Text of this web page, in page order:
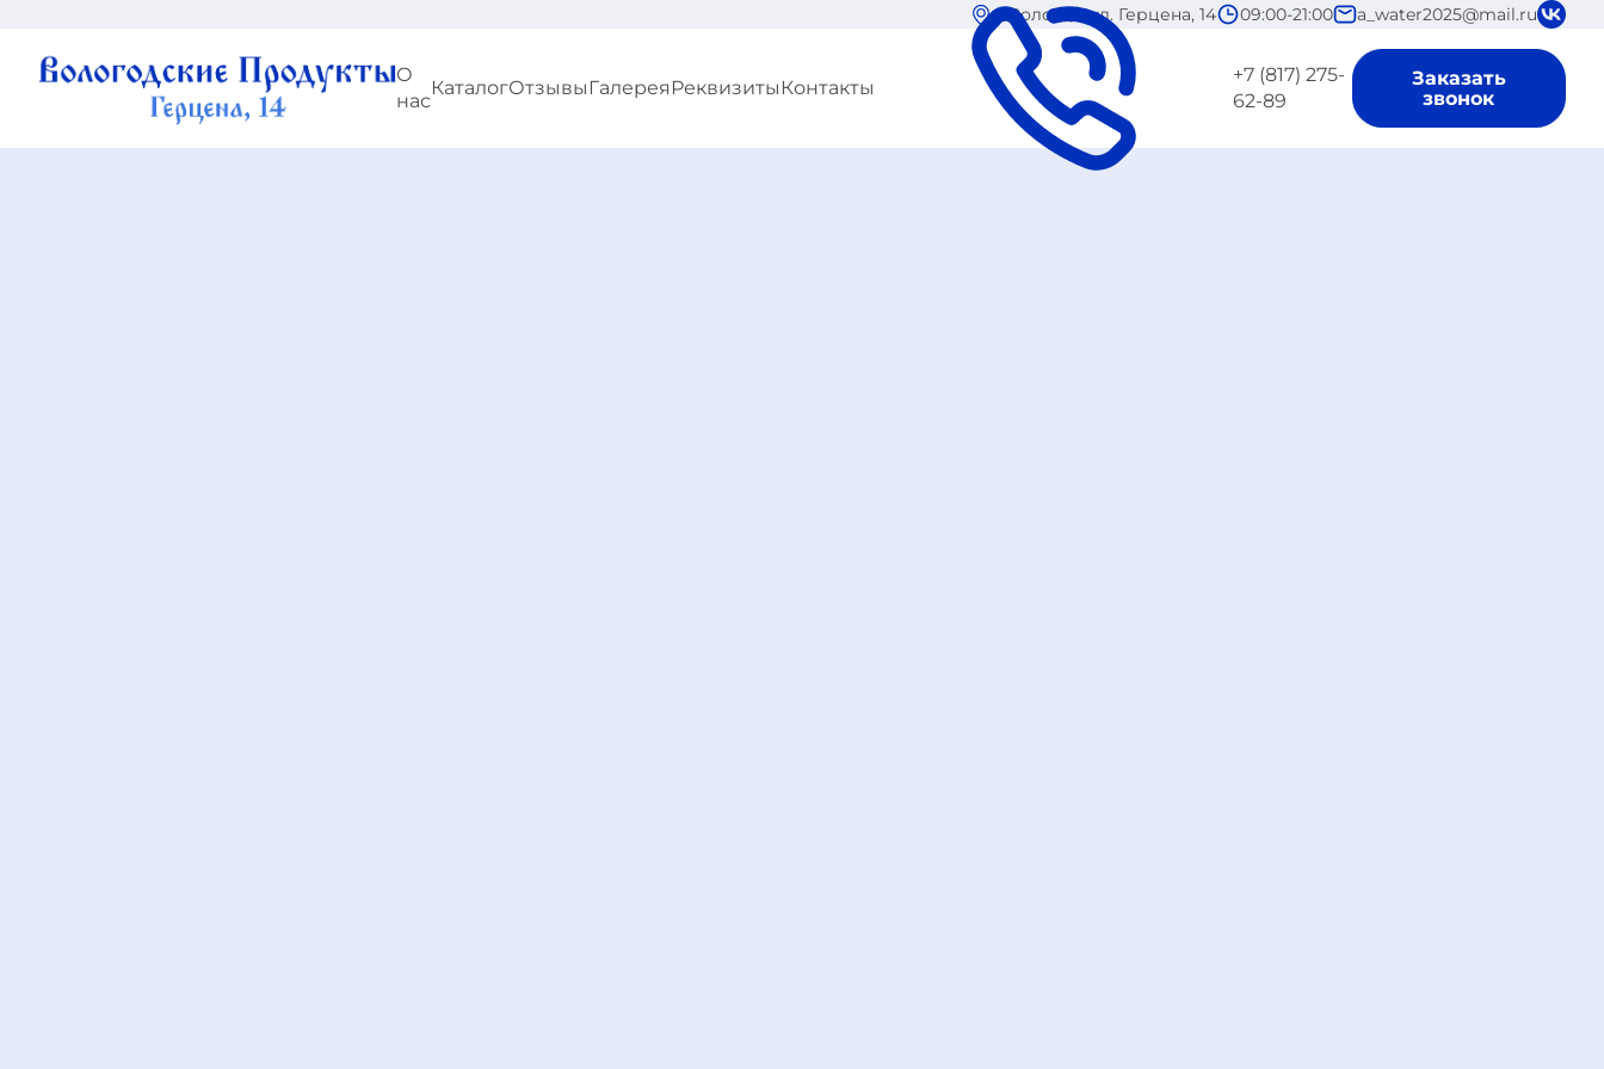
г. Вологда, ул. Герцена, 14 09:00-21:00 a_water2025@mail.ru
О
нас
КаталогОтзывы Галерея Реквизиты Контакты
+7 (817) 275-
62-89
Заказать
звонок